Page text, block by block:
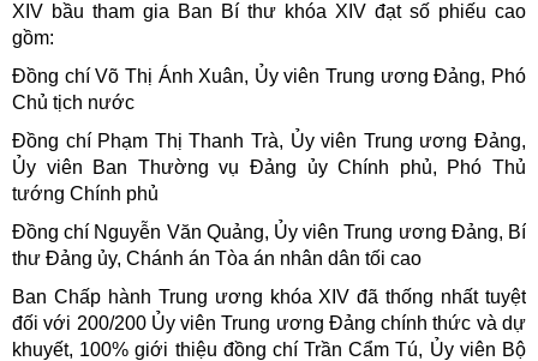
XIV bầu tham gia Ban Bí thư khóa XIV đạt số phiếu cao
gồm:
Đồng chí Võ Thị Ánh Xuân, Ủy viên Trung ương Đảng, Phó
Chủ tịch nước
Đồng chí Phạm Thị Thanh Trà, Ủy viên Trung ương Đảng,
Ủy viên Ban Thường vụ Đảng ủy Chính phủ, Phó Thủ
tướng Chính phủ
Đồng chí Nguyễn Văn Quảng, Ủy viên Trung ương Đảng, Bí
thư Đảng ủy, Chánh án Tòa án nhân dân tối cao
Ban Chấp hành Trung ương khóa XIV đã thống nhất tuyệt
đối với 200/200 Ủy viên Trung ương Đảng chính thức và dự
khuyết, 100% giới thiệu đồng chí Trần Cẩm Tú, Ủy viên Bộ